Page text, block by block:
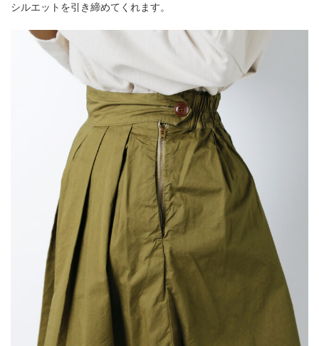
シルエットを引き締めてくれます。